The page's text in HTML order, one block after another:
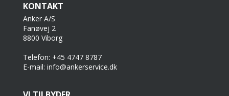
KONTAKT
Anker A/S
Fanøvej 2
8800 Viborg
Telefon: +45 4747 8787
E-mail: info@ankerservice.dk